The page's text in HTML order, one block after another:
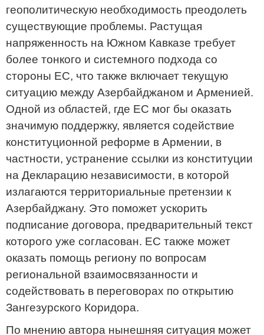
геополитическую необходимость преодолеть
существующие проблемы. Растущая
напряженность на Южном Кавказе требует
более тонкого и системного подхода со
стороны ЕС, что также включает текущую
ситуацию между Азербайджаном и Арменией.
Одной из областей, где ЕС мог бы оказать
значимую поддержку, является содействие
конституционной реформе в Армении, в
частности, устранение ссылки из конституции
на Декларацию независимости, в которой
излагаются территориальные претензии к
Азербайджану. Это поможет ускорить
подписание договора, предварительный текст
которого уже согласован. ЕС также может
оказать помощь региону по вопросам
региональной взаимосвязанности и
содействовать в переговорах по открытию
Зангезурского Коридора.
По мнению автора нынешняя ситуация может